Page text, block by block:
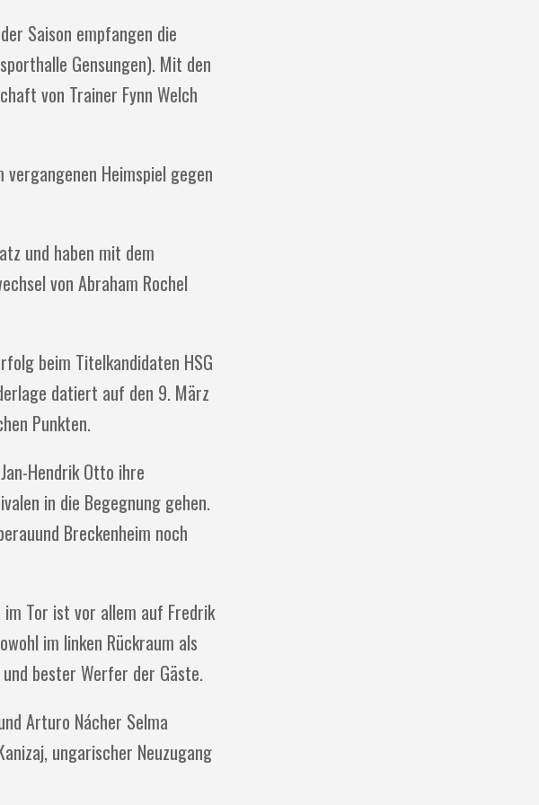
Saison empfangen die
Gensungen). Mit den
von Trainer Fynn Welch
Heimspiel gegen
und haben mit dem
von Abraham Rochel
beim Titelkandidaten HSG
datiert auf den 9. März
Punkten.
Hendrik Otto ihre
in die Begegnung gehen.
Breckenheim noch
Tor ist vor allem auf Fredrik
im linken Rückraum als
bester Werfer der Gäste.
Arturo Nácher Selma
ungarischer Neuzugang